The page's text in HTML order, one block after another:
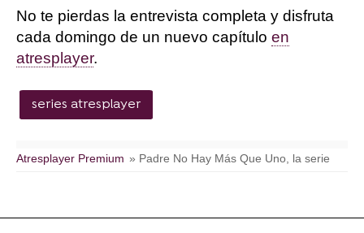
No te pierdas la entrevista completa y disfruta
cada domingo de un nuevo capítulo en
atresplayer.
series atresplayer
Atresplayer Premium » Padre No Hay Más Que Uno, la serie